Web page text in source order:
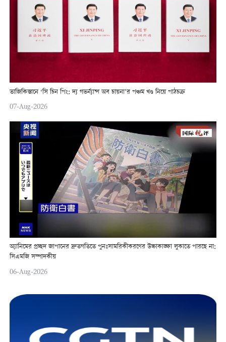
তাজিকিস্তানে ‘সি চিন পিং: দ্য গভর্ন্যান্স অব চায়না’র পঞ্চম খণ্ড নিয়ে পাঠচক্র
07-Aug-2026
অ্যানিমের প্রচ্ছদ জাপানের দ্রুতগতিতে পুনঃসামরিকীকরণের উচ্চাকাঙ্ক্ষা লুকাতে পারছে না:
সিএমজি সম্পাদকীয়
06-Aug-2026